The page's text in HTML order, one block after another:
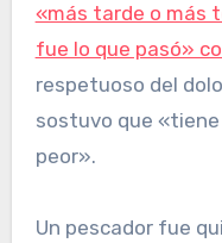
«más tarde o más
fue lo que pasó»
respetuoso del
sostuvo que
peor».
Un pescador fue